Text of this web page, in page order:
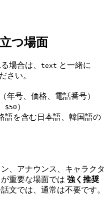
つ場面
場合は、 text と一緒に
さい。
（年号、価格、電話番号）
$50 ）
語を含む日本語、韓国語の
、アナウンス、キャラクタ
重要な場面では 強く推奨
文では、通常は不要です。